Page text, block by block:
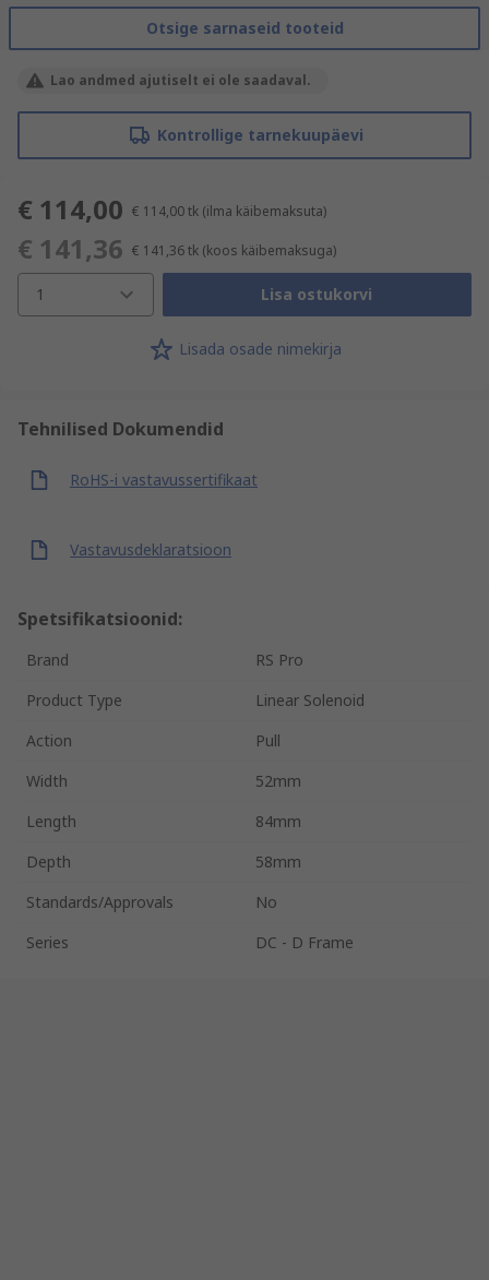
Otsige sarnaseid tooteid
Lao andmed ajutiselt ei ole saadaval.
Kontrollige tarnekuupäevi
€ 114,00 € 114,00tk (ilma käibemaksuta)
€ 141,36 € 141,36tk (koos käibemaksuga)
1 Lisa ostukorvi
Lisada osade nimekirja
Tehnilised Dokumendid
RoHS-i vastavussertifikaat
Vastavusdeklaratsioon
Spetsifikatsioonid:
Brand
RS Pro
Product Type
Linear Solenoid
Action
Pull
Width
52mm
Length
84mm
Depth
58mm
Standards/Approvals
No
Series
DC - D Frame